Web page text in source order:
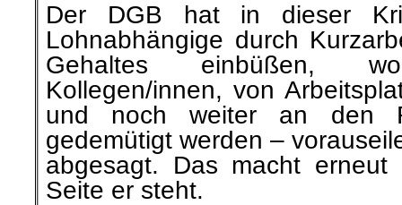
Der DGB hat in dieser
Lohnabhängige durch
Gehaltes einbüßen, wo
Kollegen/innen, von
und noch weiter an den
gedemütigt werden –
abgesagt. Das macht erneut
Seite er steht.